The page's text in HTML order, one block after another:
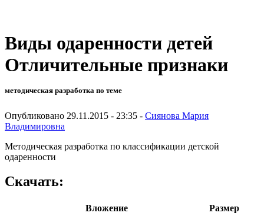
Виды одаренности детей
Отличительные признаки
методическая разработка по теме
Опубликовано 29.11.2015 - 23:35 - Сиянова Мария
Владимировна
Методическая разработка по классификации детской
одаренности
Скачать:
Вложение
Размер